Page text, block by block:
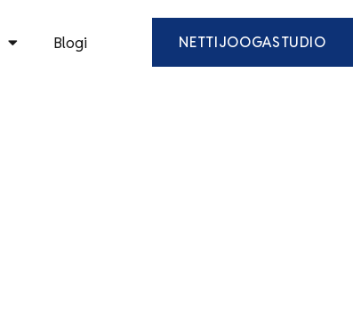
Blogi NETTIJOOGASTUDIO